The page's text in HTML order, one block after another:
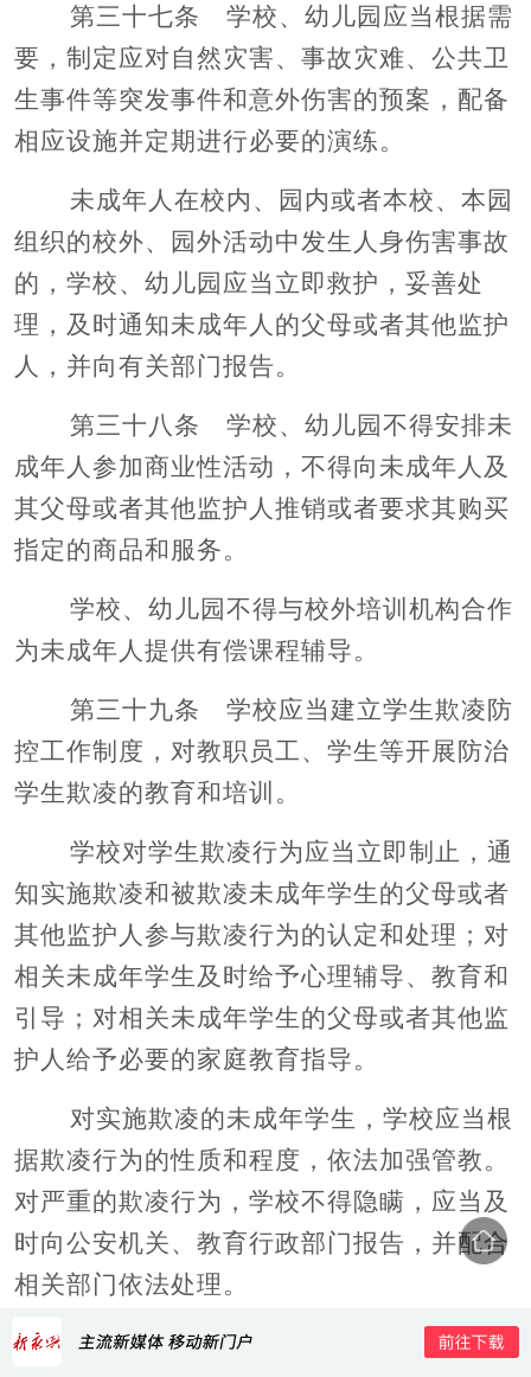
第三十七条 学校、幼儿园应当根据需
要，制定应对自然灾害、事故灾难、公共卫
生事件等突发事件和意外伤害的预案，配备
相应设施并定期进行必要的演练。
未成年人在校内、园内或者本校、本园
组织的校外、园外活动中发生人身伤害事故
的，学校、幼儿园应当立即救护，妥善处
理，及时通知未成年人的父母或者其他监护
人，并向有关部门报告。
第三十八条 学校、幼儿园不得安排未
成年人参加商业性活动，不得向未成年人及
其父母或者其他监护人推销或者要求其购买
指定的商品和服务。
学校、幼儿园不得与校外培训机构合作
为未成年人提供有偿课程辅导。
第三十九条 学校应当建立学生欺凌防
控工作制度，对教职员工、学生等开展防治
学生欺凌的教育和培训。
学校对学生欺凌行为应当立即制止，通
知实施欺凌和被欺凌未成年学生的父母或者
其他监护人参与欺凌行为的认定和处理；对
相关未成年学生及时给予心理辅导、教育和
引导；对相关未成年学生的父母或者其他监
护人给予必要的家庭教育指导。
对实施欺凌的未成年学生，学校应当根
据欺凌行为的性质和程度，依法加强管教。
对严重的欺凌行为，学校不得隐瞒，应当及
时向公安机关、教育行政部门报告，并配合
相关部门依法处理。
第四十条 学校、幼儿园应当建立预防